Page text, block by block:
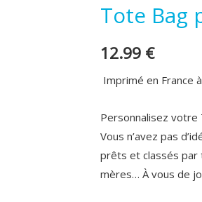
Tote Bag
12.99 €
Imprimé en France
Personnalisez
Vous n’avez pas
prêts et classés par
mères… À vous de